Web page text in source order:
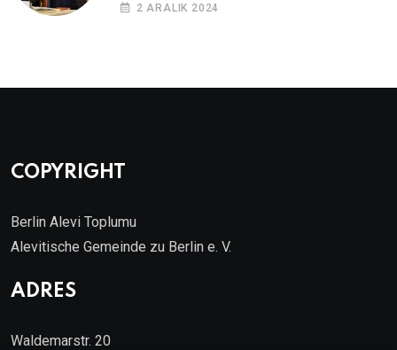
2 ARALIK 2024
COPYRIGHT
Berlin Alevi Toplumu
Alevitische Gemeinde zu Berlin e. V.
ADRES
Waldemarstr. 20